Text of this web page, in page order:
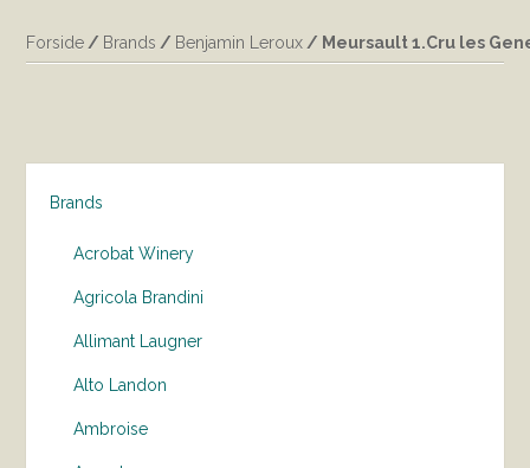
Forside / Brands / Benjamin Leroux / Meursault 1.Cru les
Brands
Acrobat Winery
Agricola Brandini
Allimant Laugner
Alto Landon
Ambroise